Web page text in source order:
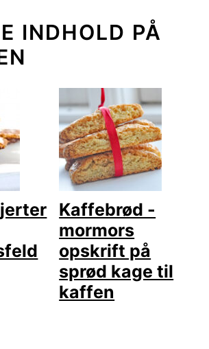
INDHOLD PÅ
Kaffebrød -
mormors
opskrift på
sprød kage til
kaffen